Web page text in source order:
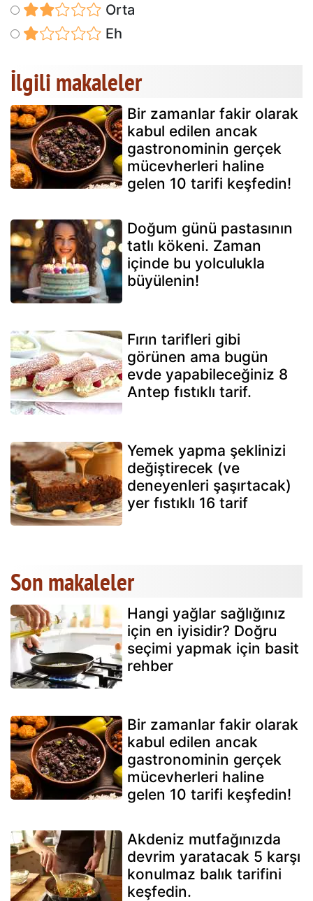
Orta
Eh
İlgili makaleler
Bir zamanlar fakir olarak
kabul edilen ancak
gastronominin gerçek
mücevherleri haline
gelen 10 tarifi keşfedin!
Doğum günü pastasının
tatlı kökeni. Zaman
içinde bu yolculukla
büyülenin!
Fırın tarifleri gibi
görünen ama bugün
evde yapabileceğiniz 8
Antep fıstıklı tarif.
Yemek yapma şeklinizi
değiştirecek (ve
deneyenleri şaşırtacak)
yer fıstıklı 16 tarif
Son makaleler
Hangi yağlar sağlığınız
için en iyisidir? Doğru
seçimi yapmak için basit
rehber
Bir zamanlar fakir olarak
kabul edilen ancak
gastronominin gerçek
mücevherleri haline
gelen 10 tarifi keşfedin!
Akdeniz mutfağınızda
devrim yaratacak 5 karşı
konulmaz balık tarifini
keşfedin.